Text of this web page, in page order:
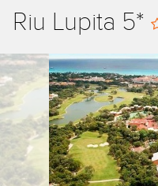
Riu Lupita 5*